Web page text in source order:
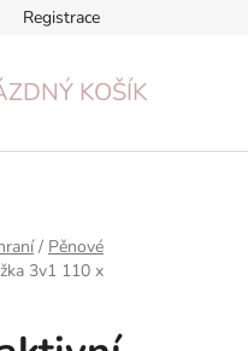
Reklamační formulář
Registrace
KOŠÍK
/ Pěnové
3v1 110 x